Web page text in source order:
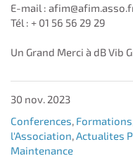
E-mail :
Tél : + 01 56 56 29 29
Un Grand Merci à dB Vib
30 nov. 2023
Conferences Formations
l'Association Actualites
Maintenance